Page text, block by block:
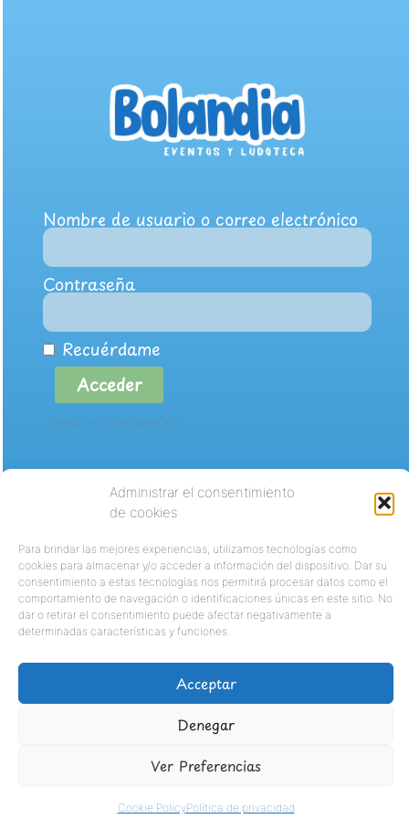
Administrar el consentimiento
de cookies
Para brindar las mejores experiencias, utilizamos tecnologías como
cookies para almacenar y/o acceder a información del dispositivo. Dar su
consentimiento a estas tecnologías nos permitirá procesar datos como el
comportamiento de navegación o identificaciones únicas en este sitio. No
dar o retirar el consentimiento puede afectar negativamente a
determinadas características y funciones.
Acceptar
Denegar
Ver Preferencias
Cookie PolicyPolítica de privacidad
Nombre de usuario o correo electrónico
Contraseña
Recuérdame
Acceder
¿Olvidó su contraseña?